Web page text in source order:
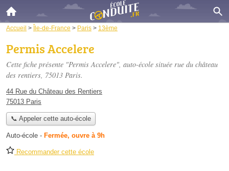
Accueil > Île-de-France > Paris > 13ème
Permis Accelere
Cette fiche présente "Permis Accelere", auto-école située rue du château
des rentiers, 75013 Paris.
44 Rue du Château des Rentiers
75013 Paris
📞 Appeler cette auto-école
Auto-école - Fermée, ouvre à 9h
Recommander cette école